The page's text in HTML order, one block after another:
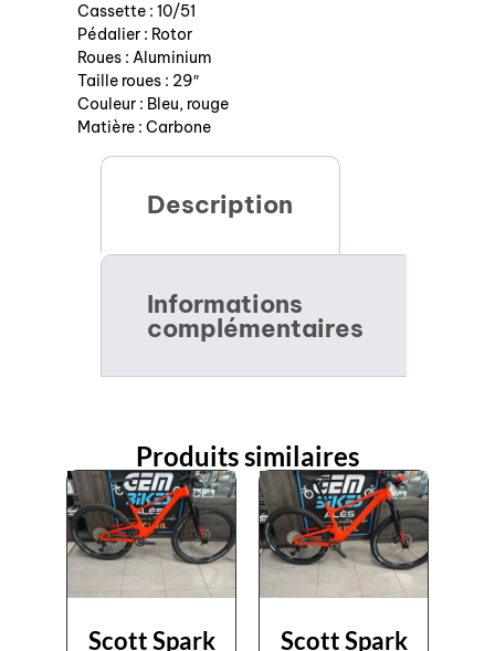
Cassette : 10/51
Pédalier : Rotor
Roues : Aluminium
Taille roues : 29″
Couleur : Bleu, rouge
Matière : Carbone
Description
Informations
complémentaires
Produits similaires
Scott Spark
Scott Spark